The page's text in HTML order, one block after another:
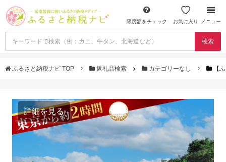
限度額をチェック お気に入り メニュー
検索
ふるさと納税ナビ TOP 返礼品検索 カテゴリーなし 【
詳細を見る